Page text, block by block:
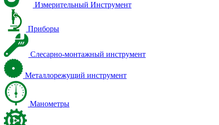
Измерительный Инструмент
Приборы
Слесарно-монтажный инструмент
Металлорежущий инструмент
Манометры